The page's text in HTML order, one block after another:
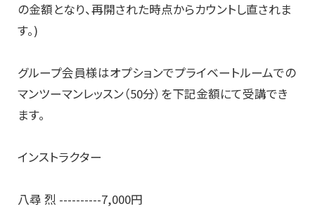
の金額となり、再開された時点からカウントし直されま
す。)
グループ会員様はオプションでプライベートルームでの
マンツーマンレッスン（50分）を下記金額にて受講でき
ます。
インストラクター
八尋 烈 ----------7,000円